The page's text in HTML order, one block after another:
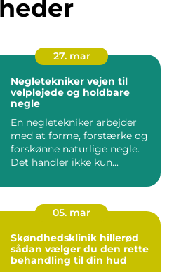
27. mar
Negletekniker vejen til
velplejede og holdbare
negle
En negletekniker arbejder
med at forme, forstærke og
forskønne naturlige negle.
Det handler ikke kun...
05. mar
Skøndhedsklinik hillerød
sådan vælger du den rette
behandling til din hud